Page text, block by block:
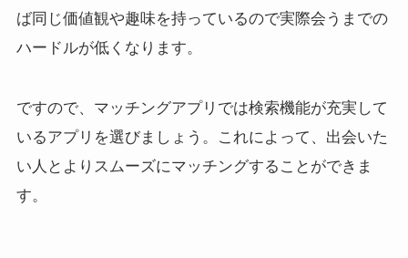
ば同じ価値観や趣味を持っているので実際会うまでの
ハードルが低くなります。
ですので、マッチングアプリでは検索機能が充実して
いるアプリを選びましょう。これによって、出会いた
い人とよりスムーズにマッチングすることができま
す。